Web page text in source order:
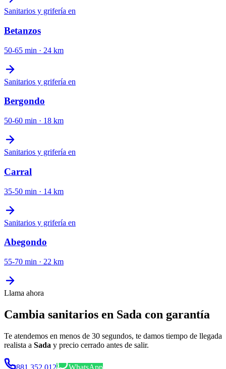
Sanitarios y grifería en
Betanzos
50-65 min · 24 km
Sanitarios y grifería en
Bergondo
50-60 min · 18 km
Sanitarios y grifería en
Carral
35-50 min · 14 km
Sanitarios y grifería en
Abegondo
55-70 min · 22 km
Llama ahora
Cambia sanitarios en Sada con garantía
Te atendemos en menos de 30 segundos, te damos tiempo de llegada
realista a Sada y precio cerrado antes de salir.
881 352 012 WhatsApp